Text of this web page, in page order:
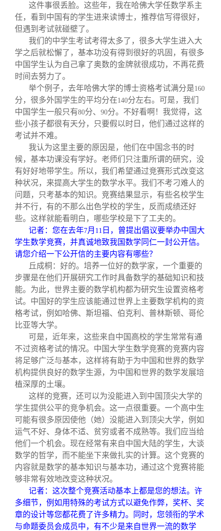
这件事很丢脸。这些年，我在哈佛大学任数学系主
任，看到中国有的学生进来读博士，推荐信写得很好，
但遇到考试就碰壁了。
我们的中学生考试考得太多了，很多大学生进入大
学之后就松懈了，基本功没有得到很好的巩固，有很多
中国学生认为自己拿了奥数的金牌就很成功，不再花费
时间去努力了。
举个例子，去年哈佛大学的博士资格考试满分是160
分，很多外国学生的平均分在140分左右。可是，我们
中国学生一般只有80分、 90分。不好看啊！我觉得，这
些小孩子都很有天分，只要假以时日，他们通过这样的
考试并不难。
我认为这里主要的原因是，他们在中国念书的时
候，基本功课没有学好。老师们只注重所谓的研究，没
有好好地带学生。所以，我们希望通过竞赛形式改变这
种状况，来提高大学生的数学水平。我们不考刁难人的
问题，只考基本的知识。竞赛结果显示，有些名校学生
并不行，有的不那么出色学校的学生，反而成绩还好
些。这样就能看明白，哪些学校是下了工夫的。
记者：您在去年7月 11 日，曾提出倡议要举办中国大
学生数学竞赛，并真诚地致我国数学同仁一封公开信。
请您介绍一下公开信的主要内容有哪些？
丘成桐：好的。培养一位好的数学家，一个重要的
步骤是在他们开展研究工作时具备数学的基础知识和技
能。为此，世界主要的数学机构都为研究生设置资格考
试。中国好的学生应该能通过世界上主要数学机构的资
格考试，例如哈佛、斯坦福、伯克利、普林斯顿、哥伦
比亚等大学。
可是，近年来，这些来自中国高校的学生常常有通
不过资格考试的情况。中国大学生数学竞赛的竞赛内容
将足够广泛与基本，这样将有助于为中国和世界的数学
机构提供良好的数学生源，为中国和世界的数学发展培
植深厚的土壤。
这样的竞赛，还可以为没能进入到中国顶尖大学的
学生提供公平的竞争机会。这一点很重要。一个高中生
可能有很多原因使他（她）没能进入到顶尖大学，例如
运气不好、身体不适、贫穷或者不成熟等。我们应当给
他们一个机会。现在经常有来自中国大陆的学生，大谈
数学的哲学，而不能坐下来做扎实的计算。这个竞赛的
内容就是数学的基本知识与基本功，通过这个竞赛将能
够非常有效地改变这种状况。
记者：这次整个竞赛活动基本上都是您的想法。许
多细节，例如用特殊的考试方式以避免作弊，奖杯、奖
章的设计等您都花费了许多精力。同时，您领衔的学术
与命题委员会成员中，有不少是来自世界一流的数学